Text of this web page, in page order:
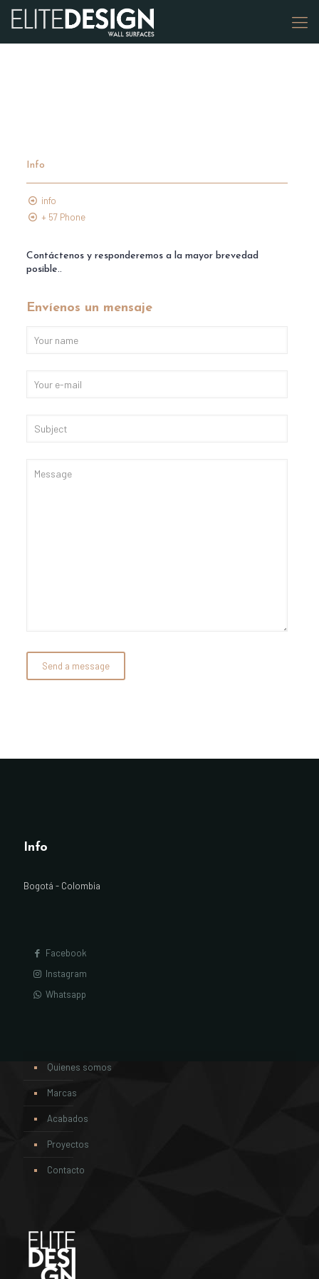
Info
info
+ 57 Phone
Contáctenos y responderemos a la mayor brevedad
posible..
Envíenos un mensaje
Info
Bogotá - Colombia
Facebook
Instagram
Whatsapp
Quienes somos
Marcas
Acabados
Proyectos
Contacto